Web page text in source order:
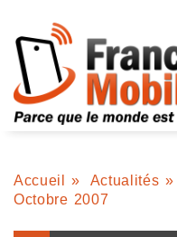
Accueil » Actualités »
Octobre 2007